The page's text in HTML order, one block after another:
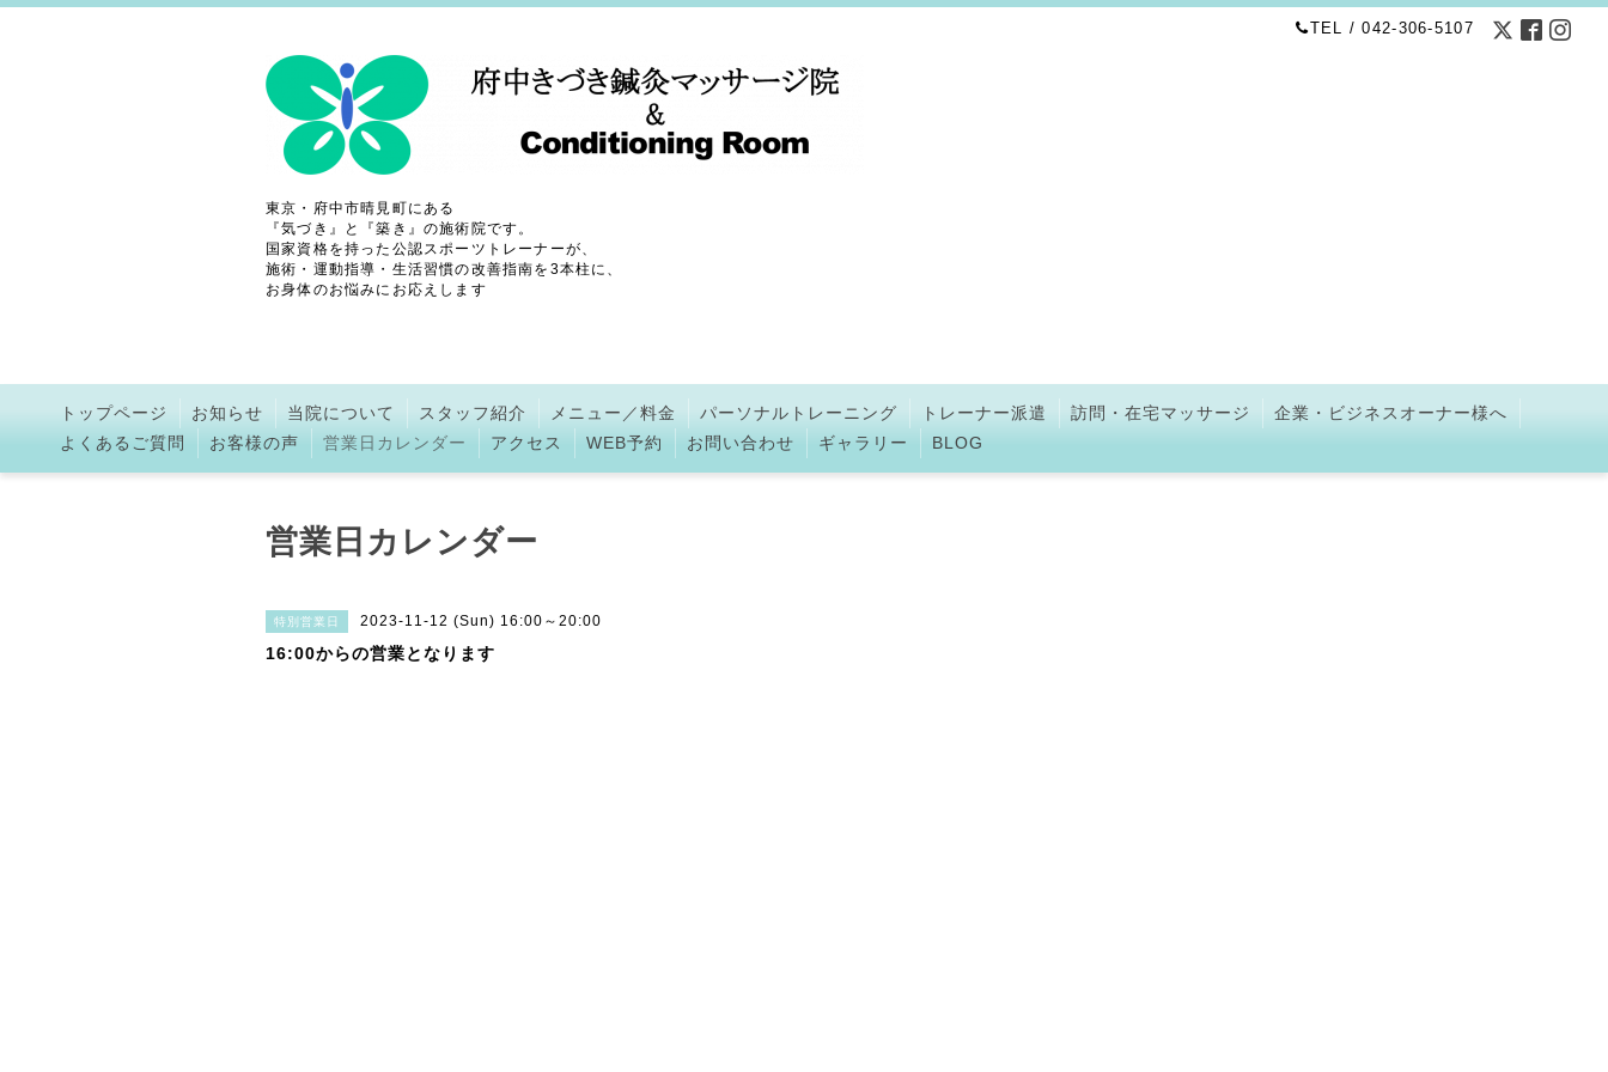
TEL / 042-306-5107
東京・府中市晴見町にある
『気づき』と『築き』の施術院です。
国家資格を持った公認スポーツトレーナーが、
施術・運動指導・生活習慣の改善指南を3本柱に、
お身体のお悩みにお応えします
トップページ お知らせ 当院について スタッフ紹介 メニュー／料金 パーソナルトレーニング トレーナー派遣 訪問・在宅マッサージ
企業・ビジネスオーナー様へ
よくあるご質問
お客様の声 営業日カレンダー アクセス WEB予約 お問い合わせ ギャラリー BLOG
営業日カレンダー
特別営業日 2023-11-12 (Sun) 16:00～20:00
16:00からの営業となります